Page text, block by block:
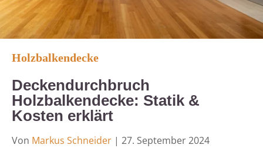
Holzbalkendecke
Deckendurchbruch
Holzbalkendecke: Statik &
Kosten erklärt
Von Markus Schneider | 27. September 2024